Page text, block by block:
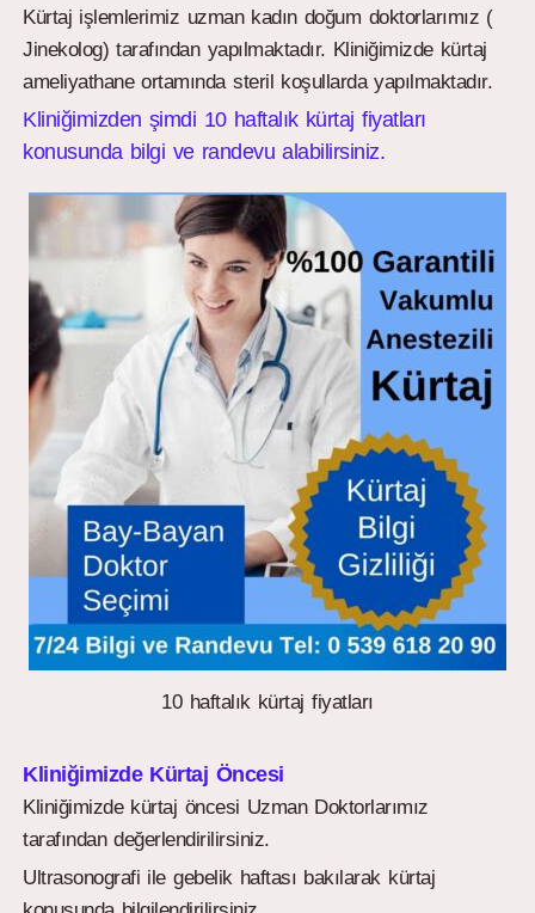
Kürtaj işlemlerimiz uzman kadın doğum doktorlarımız (
Jinekolog) tarafından yapılmaktadır. Kliniğimizde kürtaj
ameliyathane ortamında steril koşullarda yapılmaktadır.
Kliniğimizden şimdi 10 haftalık kürtaj fiyatları
konusunda bilgi ve randevu alabilirsiniz.
10 haftalık kürtaj fiyatları
Kliniğimizde Kürtaj Öncesi
Kliniğimizde kürtaj öncesi Uzman Doktorlarımız
tarafından değerlendirilirsiniz.
Ultrasonografi ile gebelik haftası bakılarak kürtaj